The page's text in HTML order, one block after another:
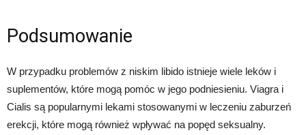
Podsumowanie
W przypadku problemów z niskim libido istnieje wiele leków i
suplementów, które mogą pomóc w jego podniesieniu. Viagra i
Cialis są popularnymi lekami stosowanymi w leczeniu zaburzeń
erekcji, które mogą również wpływać na popęd seksualny.